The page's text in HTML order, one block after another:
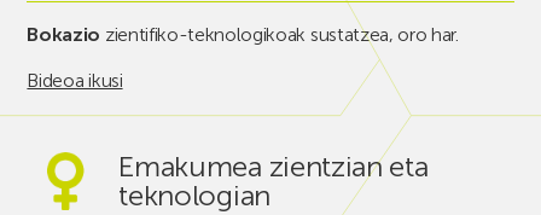
Bokazio zientifiko-teknologikoak sustatzea, oro har.
Bideoa ikusi
Emakumea zientzian eta
teknologian